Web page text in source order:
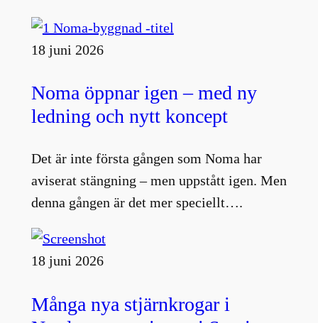
18 juni 2026
Noma öppnar igen – med ny
ledning och nytt koncept
Det är inte första gången som Noma har
aviserat stängning – men uppstått igen. Men
denna gången är det mer speciellt….
18 juni 2026
Många nya stjärnkrogar i